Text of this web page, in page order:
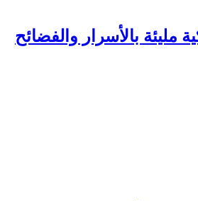
مليئة بالأسرار والفضائح